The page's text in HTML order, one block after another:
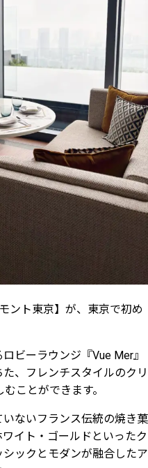
ント東京】が、東京で初め
ビーラウンジ『Vue Mer』
、フレンチスタイルのクリ
ことができます。
ないフランス伝統の焼き菓
イト・ゴールドといったク
ックとモダンが融合したア